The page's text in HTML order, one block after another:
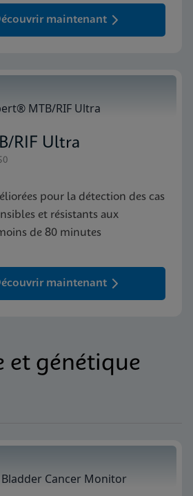
maintenant
RIF Ultra
pour la détection des cas
et résistants aux
de 80 minutes
maintenant
et génétique